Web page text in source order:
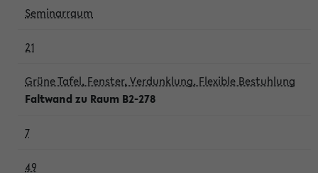
Seminarraum
21
Grüne Tafel, Fenster, Verdunklung, Flexible Bestuhlung
Faltwand zu Raum B2-278
7
49